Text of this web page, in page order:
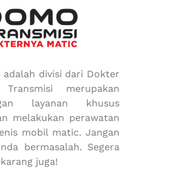
adalah divisi dari Dokter
merupakan
layanan khusus
melakukan perawatan
mobil matic. Jangan
bermasalah. Segera
juga!